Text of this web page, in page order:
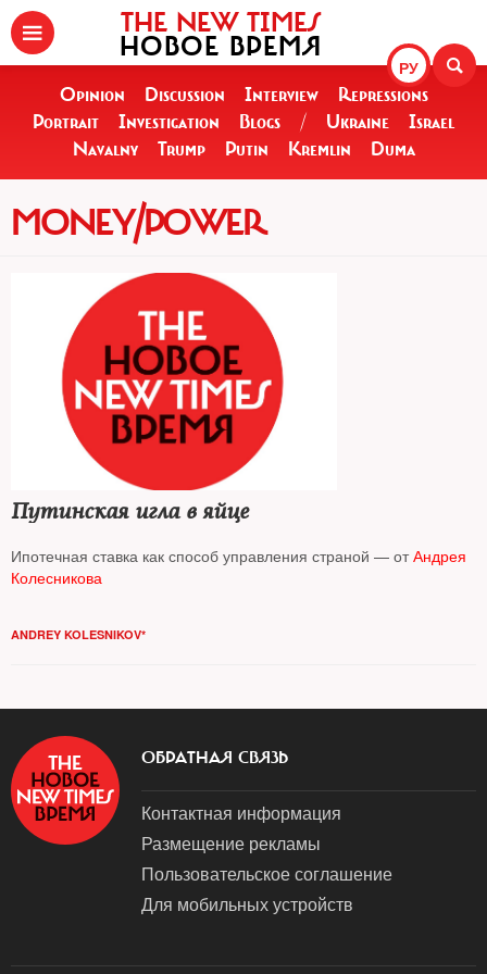
РУ
THE NEW TIMES
НОВОЕ ВРЕМЯ
Opinion Discussion Interview
Repressions
Portrait
Investigation Blogs / Ukraine
Israel
Navalny
Trump Putin Kremlin Duma
MONEY/POWER
Путинская игла в яйце
Ипотечная ставка как способ управления страной — отАндрея
Колесникова
ANDREY KOLESNIKOV*
ОБРАТНАЯ СВЯЗЬ
Контактная информация
Размещение рекламы
Пользовательское соглашение
Для мобильных устройств